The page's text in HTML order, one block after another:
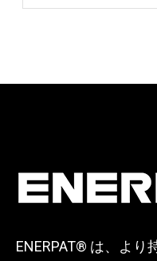
造機
ENERPAT® は、より